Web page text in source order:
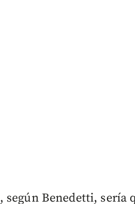
Benedetti, sería